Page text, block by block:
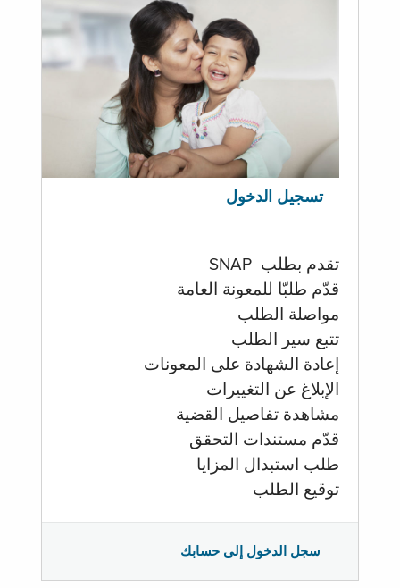
تسجيل الدخول
تقدم بطلب SNAP
قدّم طلبّا للمعونة العامة
مواصلة الطلب
تتبع سير الطلب
إعادة الشهادة على المعونات
الإبلاغ عن التغييرات
مشاهدة تفاصيل القضية
قدّم مستندات التحقق
طلب استبدال المزايا
توقيع الطلب
سجل الدخول إلى حسابك